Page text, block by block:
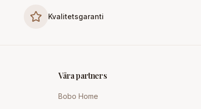
Kvalitetsgaranti
Våra partners
Bobo Home